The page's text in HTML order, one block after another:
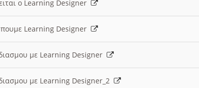
ο Learning Designer
Learning Designer
με Learning Designer
με Learning Designer_2